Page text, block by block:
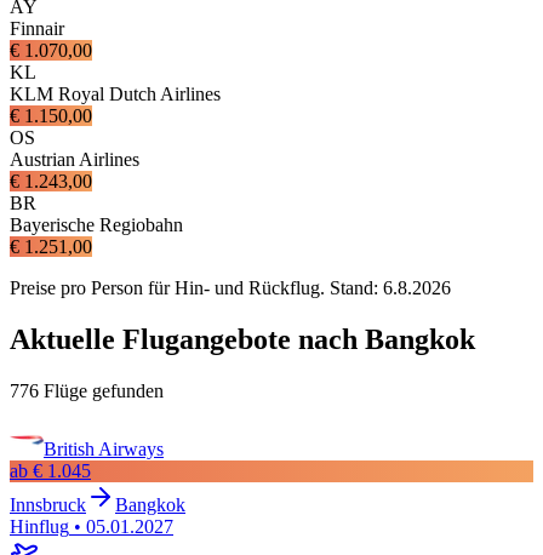
AY
Finnair
€ 1.070,00
KL
KLM Royal Dutch Airlines
€ 1.150,00
OS
Austrian Airlines
€ 1.243,00
BR
Bayerische Regiobahn
€ 1.251,00
Preise pro Person für Hin- und Rückflug. Stand: 6.8.2026
Aktuelle Flugangebote nach Bangkok
776 Flüge gefunden
British Airways
ab € 1.045
Innsbruck
Bangkok
Hinflug • 05.01.2027